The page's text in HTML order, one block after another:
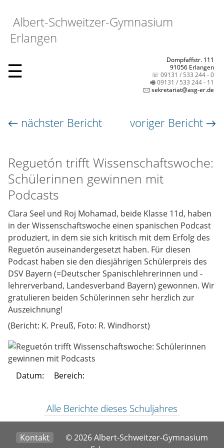
Albert-Schweitzer-Gymnasium
Erlangen
☰
Dompfaffstr. 111
91056 Erlangen
☏ 09131 / 533 244 - 0
🖷 09131 / 533 244 - 11
🖂 sekretariat@asg-er.de
← nächster Bericht voriger Bericht →
Reguetón trifft Wissenschaftswoche:
Schülerinnen gewinnen mit
Podcasts
Clara Seel und Roj Mohamad, beide Klasse 11d, haben
in der Wissenschaftswoche einen spanischen Podcast
produziert, in dem sie sich kritisch mit dem Erfolg des
Reguetón auseinandergesetzt haben. Für diesen
Podcast haben sie den diesjährigen Schülerpreis des
DSV Bayern (=Deutscher Spanischlehrerinnen und -
lehrerverband, Landesverband Bayern) gewonnen. Wir
gratulieren beiden Schülerinnen sehr herzlich zur
Auszeichnung!
(Bericht: K. Preuß, Foto: R. Windhorst)
Datum: Bereich:
Alle Berichte dieses Schuljahres
Kontakt
© 2026 Albert-Schweitzer-Gymnasium